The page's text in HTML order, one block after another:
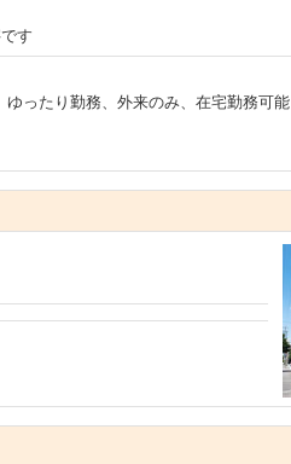
す
ったり勤務、外来のみ、在宅勤務可能